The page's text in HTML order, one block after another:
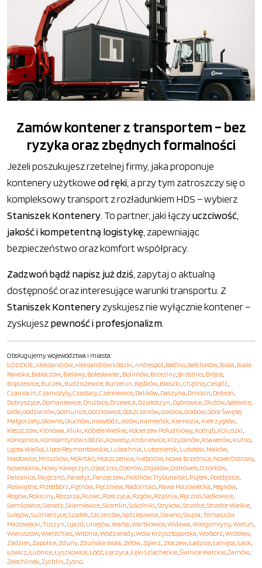
Zamów kontener z transportem – bez
ryzyka oraz zbędnych formalności
Jeżeli poszukujesz rzetelnej firmy, jaka proponuje
kontenery użytkoweod ręki , a przy tym zatroszczy się o
kompleksowy transport z rozładunkiem HDS – wybierz
Staniszek Kontenery . To partner, jaki łączyuczciwość,
jakość i kompetentną logistykę , zapewniając
bezpieczeństwo oraz komfort współpracy.
Zadzwoń bądź napisz już dziś , zapytaj o aktualną
dostępność oraz interesujące warunki transportu. Z
Staniszek Konteneryzyskujesz nie wyłącznie kontener –
zyskujeszpewność i profesjonalizm
Obsługujemy województwa i miasta:
ŁÓDZKIE,Aleksandrów,Aleksandrów Łódzki,Andrespol, Bedlno, Bełchatów, Biała, Biała
Rawska, Białaczów, Bielawy, Bolesławiec, Bolimów, Brzeziny, Brzeźnio, Brójce,
Brąszewice, Buczek, Budziszewice, Burzenin, Będków, Błaszki,Chąśno,Cielądz,
Czarnocin,Czarnożyły,Czastary,Czerniewice, Dalików, Daszyna, Dmosin, Dobroń,
Dobryszyce, Domaniewice, Drużbice, Drzewica, Działoszyn, Dąbrowice, Dłutów,Galewice,
Gidle,Godzianów,Gomunice,Gorzkowice,Goszczanów,Grabica,Grabów,Góra Świętej
Małgorzaty,Głowno,Głuchów, Inowłódz,Jeżów, Kamieńsk, Kiernozia, Kiełczygłów,
Kleszczów, Klonowa, Kluki, Kobiele Wielkie, Kocierzew Południowy, Kodrąb, Koluszki,
Konopnica, Konstantynów Łódzki, Kowiesy, Krośniewice, Krzyżanów, Ksawerów, Kutno,
Lgota Wielka, Lipce Reymontowskie, Lubochnia, Lutomiersk, Lututów, Maków,
Masłowice, Mniszków, Mokrsko, Moszczenica, Nieborów, Nowa Brzeźnica, Nowe Ostrowy,
Nowosolna, Nowy Kawęczyn,Opoczno,Oporów,Osjaków,Ostrówek,Ozorków,
Pabianice, Pajęczno, Paradyż, Parzęczew, Piotrków Trybunalski, Piątek, Poddębice,
Poświętne, Przedbórz, Pątnów, Pęczniew, Radomsko, Rawa Mazowiecka, Regnów,
Rogów, Rokiciny, Rozprza, Rusiec, Rzeczyca, Rzgów, Rząśnia, Ręczno,Sadkowice,
Siemkowice,Sieradz,Skierniewice,Skomlin,Sokolniki,Stryków,Strzelce,Strzelce Wielkie,
Sulejów,Sulmierzyce,Szadek,Szczerców,Sędziejowice,Sławno,Słupia,Tomaszów
Mazowiecki,Tuszyn, Ujazd, Uniejów,Warta,Wartkowice,Widawa,Wielgomłyny,Wieluń,
Wieruszów,Wierzchlas,Witonia,Wodzierady,Wola Krzysztoporska,Wolbórz,Wróblew,
Zadzim, Zapolice, Zduny, Zduńska Wola, Zelów, Zgierz, Złoczew,Ładzice,Łanięta,Łask,
Łowicz,Łubnice,Łyszkowice,Łódź,Łęczyca,Łęki Szlacheckie,Świnice Warckie,Żarnów,
Żelechlinek,Żychlin,Żytno.